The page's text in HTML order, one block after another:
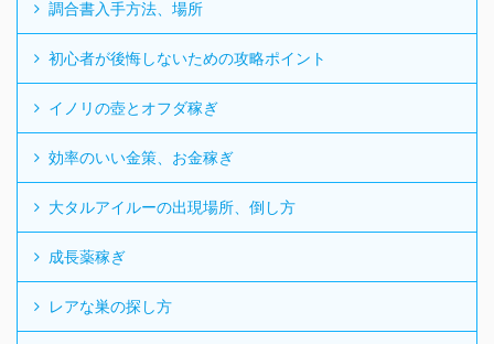
調合書入手方法、場所
初心者が後悔しないための攻略ポイント
イノリの壺とオフダ稼ぎ
効率のいい金策、お金稼ぎ
大タルアイルーの出現場所、倒し方
成長薬稼ぎ
レアな巣の探し方